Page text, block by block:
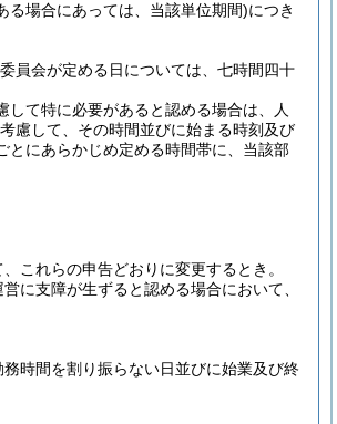
る場合にあっては、当該単位期間)につき
員会が定める日については、七時間四十
て特に必要があると認める場合は、人
慮して、その時間並びに始まる時刻及び
とにあらかじめ定める時間帯に、当該部
これらの申告どおりに変更するとき。
に支障が生ずると認める場合において、
時間を割り振らない日並びに始業及び終